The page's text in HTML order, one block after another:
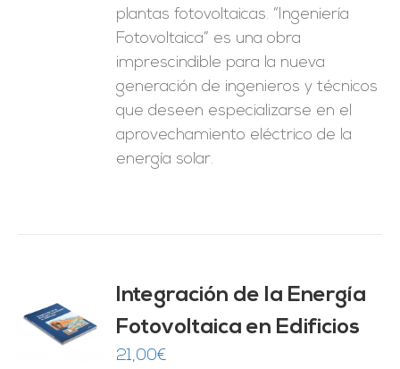
plantas fotovoltaicas. “Ingeniería
Fotovoltaica” es una obra
imprescindible para la nueva
generación de ingenieros y técnicos
que deseen especializarse en el
aprovechamiento eléctrico de la
energía solar.
Integración de la Energía
Fotovoltaica en Edificios
21,00€